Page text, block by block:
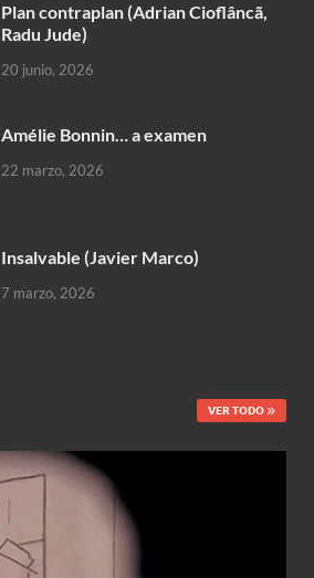
Plan contraplan (Adrian Cioflâncã,
Radu Jude)
20 junio, 2026
Amélie Bonnin… a examen
22 marzo, 2026
Insalvable (Javier Marco)
7 marzo, 2026
VER TODO